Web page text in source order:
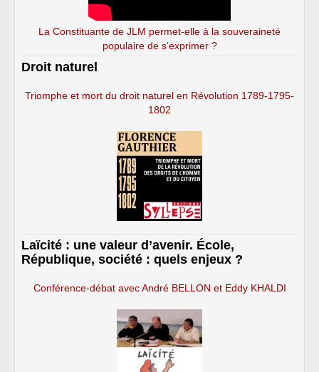
La Constituante de JLM permet-elle à la souveraineté
populaire de s’exprimer ?
Droit naturel
Triomphe et mort du droit naturel en Révolution 1789-1795-
1802
Laïcité : une valeur d’avenir. École,
République, société : quels enjeux ?
Conférence-débat avec André BELLON et Eddy KHALDI